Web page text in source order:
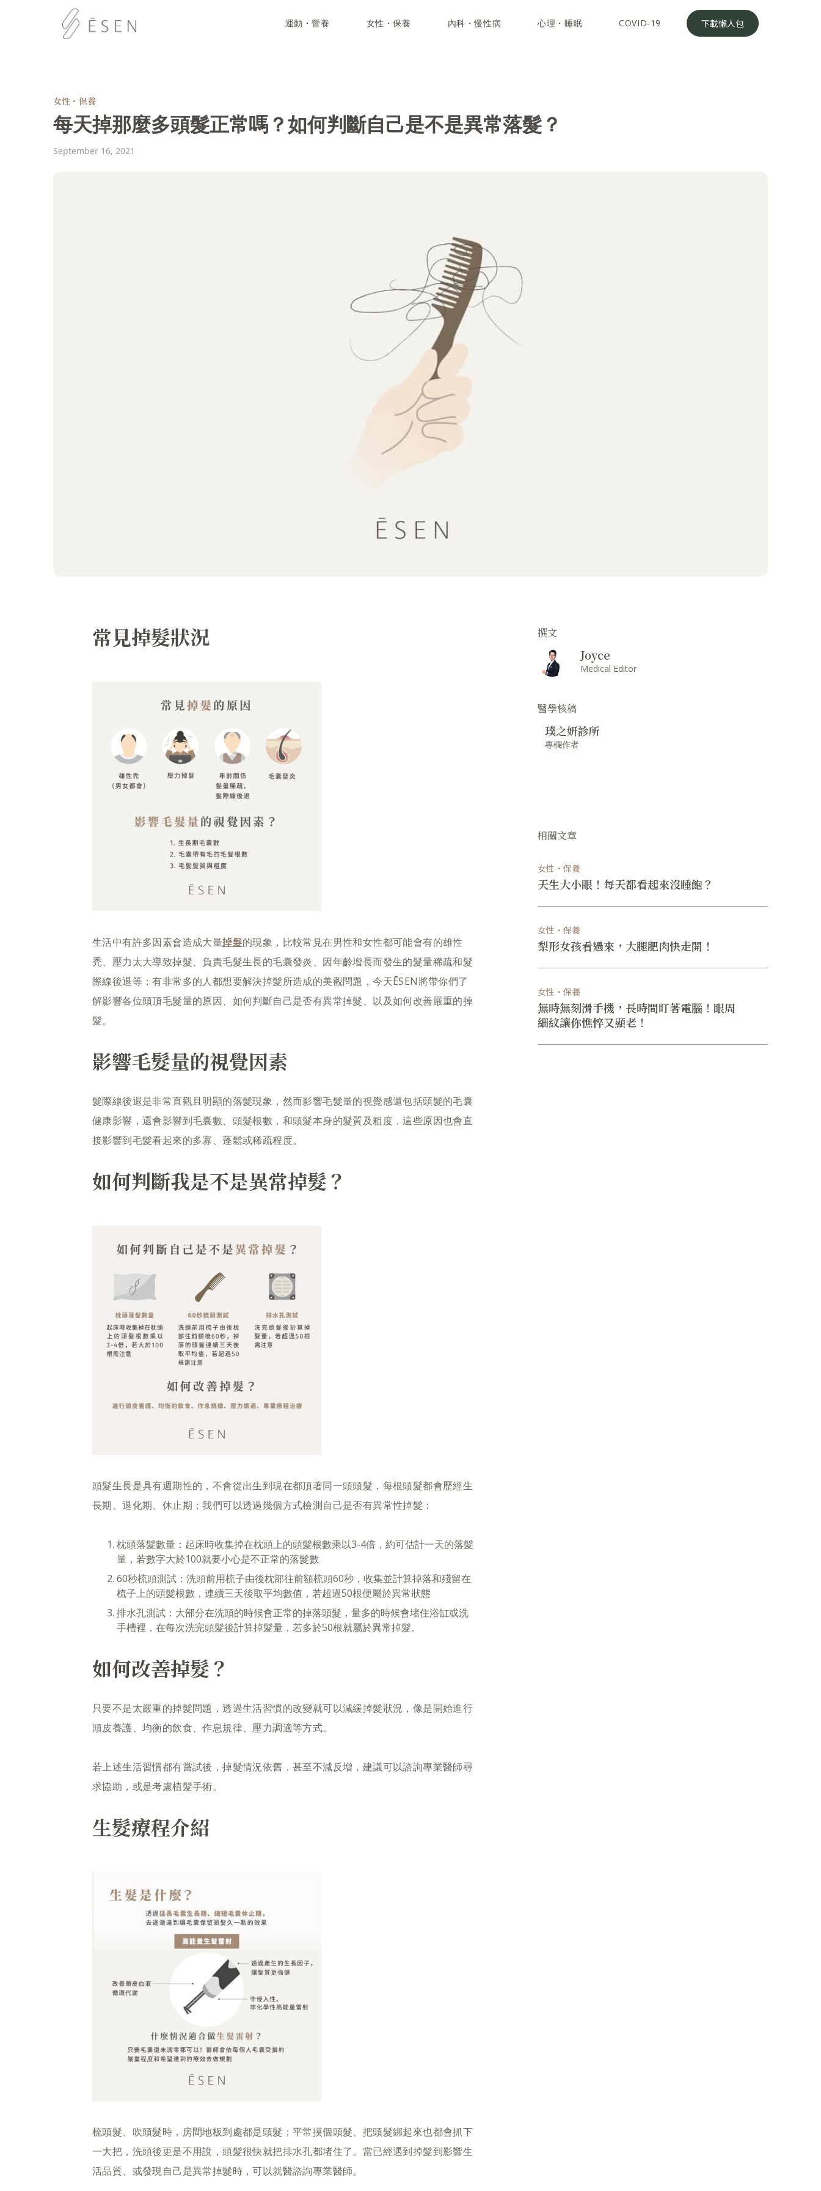
運動・營養 女性・保養 內科・慢性病 心理・睡眠 COVID-19 下載懶人包
女性・保養
每天掉那麼多頭髮正常嗎？如何判斷自己是不是異常落髮？
September 16, 2021
常見掉髮狀況
生活中有許多因素會造成大量掉髮的現象，比較常見在男性和女性都可能會有的雄性
禿、壓力太大導致掉髮、負責毛髮生長的毛囊發炎、因年齡增長而發生的髮量稀疏和髮
際線後退等；有非常多的人都想要解決掉髮所造成的美觀問題，今天ĒSEN將帶你們了
解影響各位頭頂毛髮量的原因、如何判斷自己是否有異常掉髮、以及如何改善嚴重的掉
髮。
影響毛髮量的視覺因素
髮際線後退是非常直觀且明顯的落髮現象，然而影響毛髮量的視覺感還包括頭髮的毛囊
健康影響，還會影響到毛囊數、頭髮根數，和頭髮本身的髮質及粗度，這些原因也會直
接影響到毛髮看起來的多寡、蓬鬆或稀疏程度。
如何判斷我是不是異常掉髮？
頭髮生長是具有週期性的，不會從出生到現在都頂著同一頭頭髮，每根頭髮都會歷經生
長期、退化期、休止期；我們可以透過幾個方式檢測自己是否有異常性掉髮：
枕頭落髮數量：起床時收集掉在枕頭上的頭髮根數乘以3-4倍，約可估計一天的落髮
量，若數字大於100就要小心是不正常的落髮數
60秒梳頭測試：洗頭前用梳子由後枕部往前額梳頭60秒，收集並計算掉落和殘留在
梳子上的頭髮根數，連續三天後取平均數值，若超過50根便屬於異常狀態
排水孔測試：大部分在洗頭的時候會正常的掉落頭髮，量多的時候會堵住浴缸或洗
手槽裡，在每次洗完頭髮後計算掉髮量，若多於50根就屬於異常掉髮。
如何改善掉髮？
只要不是太嚴重的掉髮問題，透過生活習慣的改變就可以減緩掉髮狀況，像是開始進行
頭皮養護、均衡的飲食、作息規律、壓力調適等方式。
若上述生活習慣都有嘗試後，掉髮情況依舊，甚至不減反增，建議可以諮詢專業醫師尋
求協助，或是考慮植髮手術。
生髮療程介紹
梳頭髮、吹頭髮時，房間地板到處都是頭髮；平常摸個頭髮、把頭髮綁起來也都會抓下
一大把，洗頭後更是不用說，頭髮很快就把排水孔都堵住了。當已經遇到掉髮到影響生
活品質、或發現自己是異常掉髮時，可以就醫諮詢專業醫師。
撰文
Joyce
Medical Editor
醫學核稿
璞之妍診所
專欄作者
相關文章
女性・保養
天生大小眼！每天都看起來沒睡飽？
女性・保養
梨形女孩看過來，大腿肥肉快走開！
女性・保養
無時無刻滑手機，長時間盯著電腦！眼周
細紋讓你憔悴又顯老！